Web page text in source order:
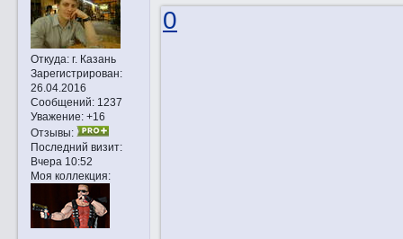
Откуда:г. Казань
Зарегистрирован:
26.04.2016
Сообщений:1237
Уважение: +16
Отзывы:
Последний визит:
Вчера 10:52
Моя коллекция:
0